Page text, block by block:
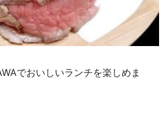
でおいしいランチを楽しめま